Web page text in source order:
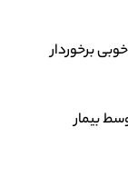
برخوردار
بیمار